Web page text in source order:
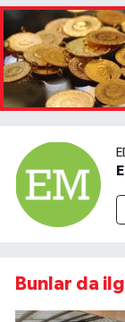
Bunlar da